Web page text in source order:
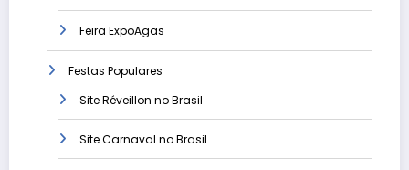
Feira ExpoAgas
Festas Populares
Site Réveillon no Brasil
Site Carnaval no Brasil